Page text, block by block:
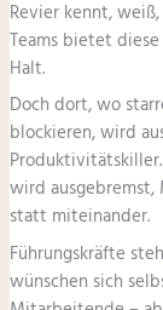
Revier kennt,
Teams bietet
Halt.
Doch dort, wo
blockieren, wird
wird
statt miteinander.
Führungskräfte
wünschen sich